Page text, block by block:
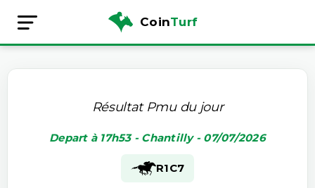
CoinTurf
Résultat Pmu du jour
Depart à 17h53 - Chantilly - 07/07/2026
R1C7